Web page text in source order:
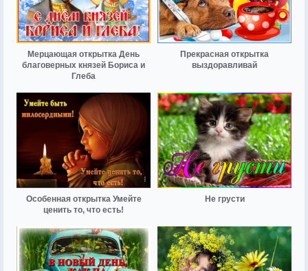
Мерцающая открытка День
благоверных князей Бориса и
Глеба
Прекрасная открытка
выздоравливай
Особенная открытка Умейте
ценить то, что есть!
Не грусти